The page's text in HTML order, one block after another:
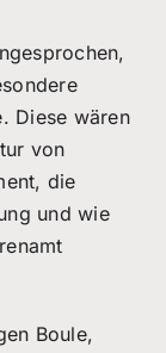
Diese wären
von
die
und wie
Boule,